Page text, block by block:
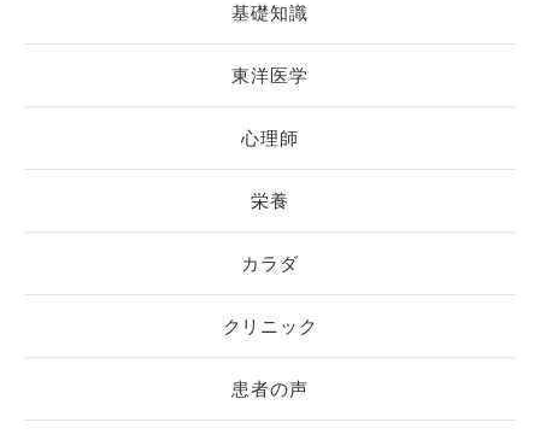
基礎知識
東洋医学
心理師
栄養
カラダ
クリニック
患者の声